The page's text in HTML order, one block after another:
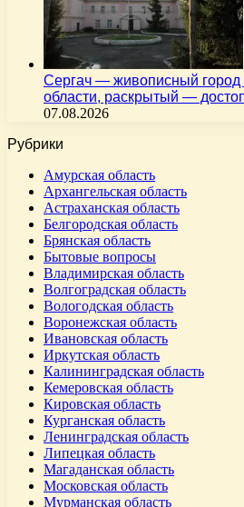
Сергач — живописный город
области, раскрытый —
07.08.2026
Рубрики
Амурская область
Архангельская область
Астраханская область
Белгородская область
Брянская область
Бытовые вопросы
Владимирская область
Волгоградская область
Вологодская область
Воронежская область
Ивановская область
Иркутская область
Калининградская область
Кемеровская область
Кировская область
Курганская область
Ленинградская область
Липецкая область
Магаданская область
Московская область
Мурманская область